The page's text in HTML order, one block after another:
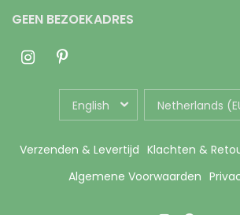
GEEN BEZOEKADRES
UPDATE
COUNTRY/REGION
UPDATE
COUNTRY/REGION
Verzenden & Levertijd Klachten &
Algemene Voorwaarden